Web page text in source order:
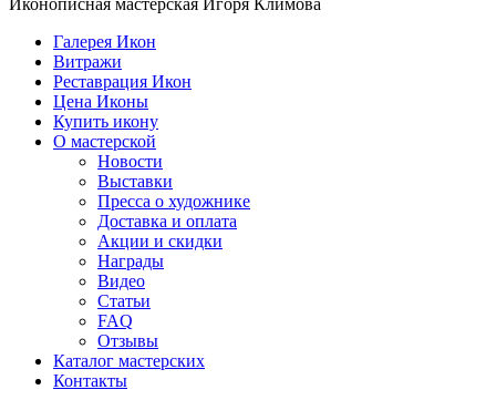
Галерея Икон
Витражи
Реставрация Икон
Цена Иконы
Купить икону
О мастерской
Новости
Выставки
Пресса о художнике
Доставка и оплата
Акции и скидки
Награды
Видео
Статьи
FAQ
Отзывы
Каталог мастерских
Контакты